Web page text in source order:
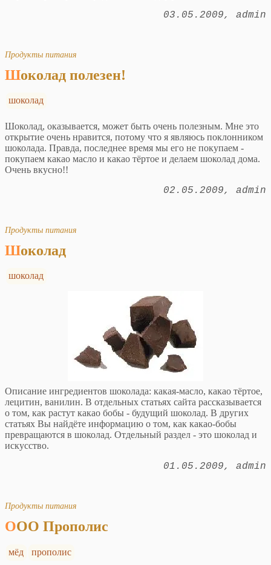
03.05.2009 admin
Продукты питания
Шоколад полезен!
шоколад
Шоколад, оказывается, может быть очень полезным. Мне это
открытие очень нравится, потому что я являюсь поклонником
шоколада. Правда, последнее время мы его не покупаем -
покупаем какао масло и какао тёртое и делаем шоколад дома.
Очень вкусно!!
02.05.2009 admin
Продукты питания
Шоколад
шоколад
Описание ингредиентов шоколада: какая-масло, какао тёртое,
лецитин, ванилин. В отдельных статьях сайта рассказывается
о том, как растут какао бобы - будущий шоколад. В других
статьях Вы найдёте информацию о том, как какао-бобы
превращаются в шоколад. Отдельный раздел - это шоколад и
искусство.
01.05.2009 admin
Продукты питания
ООО Прополис
мёд прополис